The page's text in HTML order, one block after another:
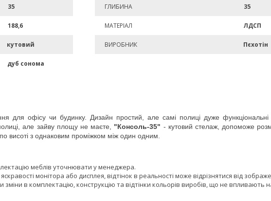
35 ГЛИБИНА 35
188,6 МАТЕРІАЛ ЛДСП
кутовий ВИРОБНИК Пєхотін
дуб сонома
для офісу чи будинку. Дизайн простий, але самі полиці дуже
але зайву площу не маєте, "Консоль-35" - кутовий стелаж, допоможе
висоті з однаковим проміжком між один одним.
меблів уточнювати у менеджера.
монітора або дисплея, відтінок в реальності може відрізнятися від
в комплектацію, конструкцію та відтінки кольорів виробів, що не впливають